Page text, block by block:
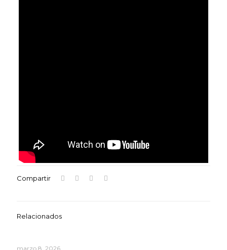
Compartir
Relacionados
marzo 8, 2026